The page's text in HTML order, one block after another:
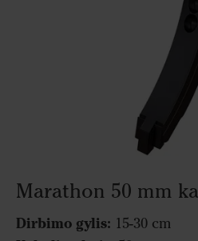
Marathon 50 mm
Dirbimo gylis: 15-30 cm